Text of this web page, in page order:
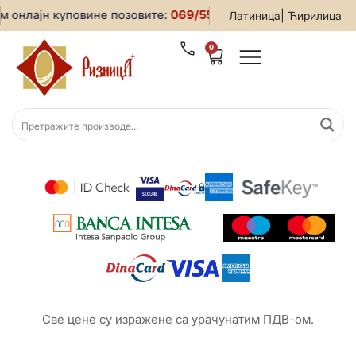
Латиница Ћирилица
куповине позовите: 069/5599-019• За све
0
Све цене су изражене са урачунатим ПДВ-ом.